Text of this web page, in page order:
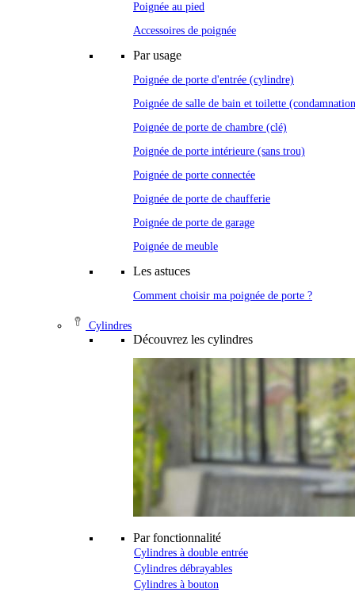
Poignée au pied
Accessoires de poignée
Par usage
Poignée de porte d'entrée (cylindre)
Poignée de salle de bain et toilette
Poignée de porte de chambre (clé)
Poignée de porte intérieure (sans trou)
Poignée de porte connectée
Poignée de porte de chaufferie
Poignée de porte de garage
Poignée de meuble
Les astuces
Comment choisir ma poignée de porte ?
Cylindres
Découvrez les cylindres
Par fonctionnalité
Cylindres à double entrée
Cylindres débrayables
Cylindres à bouton